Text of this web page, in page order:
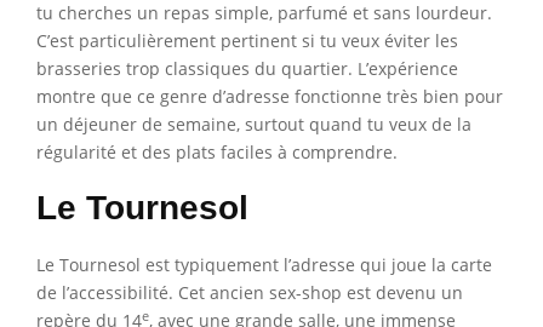
tu cherches un repas simple, parfumé et sans lourdeur.
C’est particulièrement pertinent si tu veux éviter les
brasseries trop classiques du quartier. L’expérience
montre que ce genre d’adresse fonctionne très bien pour
un déjeuner de semaine, surtout quand tu veux de la
régularité et des plats faciles à comprendre.
Le Tournesol
Le Tournesol est typiquement l’adresse qui joue la carte
de l’accessibilité. Cet ancien sex-shop est devenu un
repère du 14e, avec une grande salle, une immense